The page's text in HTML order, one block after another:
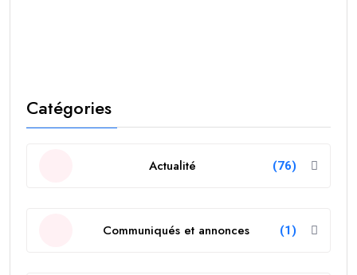
Catégories
Actualité (76)
Communiqués et annonces (1)